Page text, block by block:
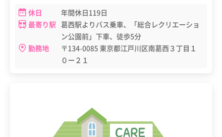
休日
年間休日119日
最寄り駅 葛西駅よりバス乗車、「総合レクリエーショ
ン公園前」下車、徒歩5分
勤務地
〒134-0085 東京都江戸川区南葛西３丁目１
０ー２１